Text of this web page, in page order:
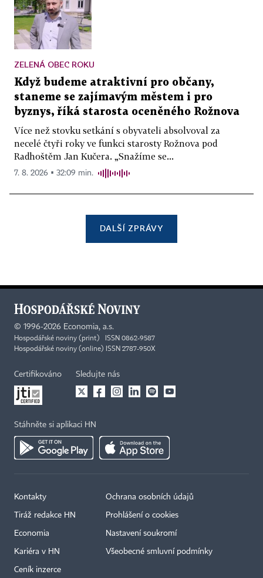
ZELENÁ OBEC ROKU
Když budeme atraktivní pro občany,
staneme se zajímavým městem i pro
byznys, říká starosta oceněného Rožnova
Více než stovku setkání s obyvateli absolvoval za
necelé čtyři roky ve funkci starosty Rožnova pod
Radhoštěm Jan Kučera. „Snažíme se...
7. 8. 2026 ▪ 32:09 min.
DALŠÍ ZPRÁVY
© 1996-2026 Economia, a.s.
Hospodářské noviny (print) ISSN 0862-9587
Hospodářské noviny (online) ISSN 2787-950X
Certifikováno Sledujte nás
Stáhněte si aplikaci HN
Kontakty
Tiráž redakce HN
Economia
Kariéra v HN
Ceník inzerce
Ochrana osobních údajů
Prohlášení o cookies
Nastavení soukromí
Všeobecné smluvní podmínky